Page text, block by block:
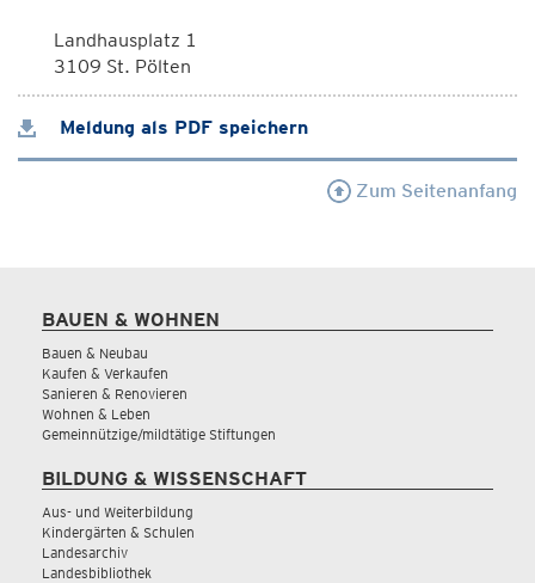
Landhausplatz 1
3109 St. Pölten
Meldung als PDF speichern
Zum Seitenanfang
BAUEN & WOHNEN
Bauen & Neubau
Kaufen & Verkaufen
Sanieren & Renovieren
Wohnen & Leben
Gemeinnützige/mildtätige Stiftungen
BILDUNG & WISSENSCHAFT
Aus- und Weiterbildung
Kindergärten & Schulen
Landesarchiv
Landesbibliothek